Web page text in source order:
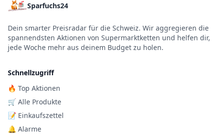
Sparfuchs24
Dein smarter Preisradar für die Schweiz. Wir aggregieren die
spannendsten Aktionen von Supermarktketten und helfen dir,
jede Woche mehr aus deinem Budget zu holen.
Schnellzugriff
🔥 Top Aktionen
🛒 Alle Produkte
📝 Einkaufszettel
🔔 Alarme